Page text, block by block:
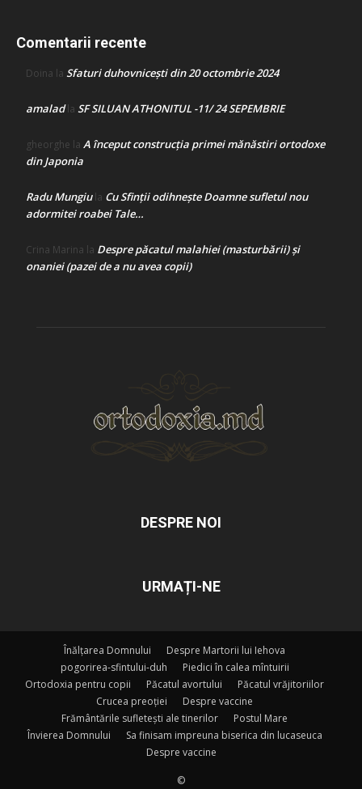
Comentarii recente
Doina la Sfaturi duhovnicești din 20 octombrie 2024
amaladla SF SILUAN ATHONITUL -11/ 24 SEPEMBRIE
gheorghe la A început construcţia primei mănăstiri ortodoxe
din Japonia
Radu Mungiula Cu Sfinții odihnește Doamne sufletul nou
adormitei roabei Tale…
Crina Marina la Despre păcatul malahiei (masturbării) şi
onaniei (pazei de a nu avea copii)
DESPRE NOI
URMAȚI-NE
Înălțarea Domnului
Despre Martorii lui Iehova
pogorirea-sfintului-duh
Piedici în calea mîntuirii
Ortodoxia pentru copii
Păcatul avortului
Păcatul vrăjitoriilor
Crucea preoției
Despre vaccine
Frământările sufletești ale tinerilor
Postul Mare
Învierea Domnului
Sa finisam impreuna biserica din lucaseuca
Despre vaccine
©